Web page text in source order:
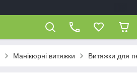
Манікюрні витяжки Витяжки для